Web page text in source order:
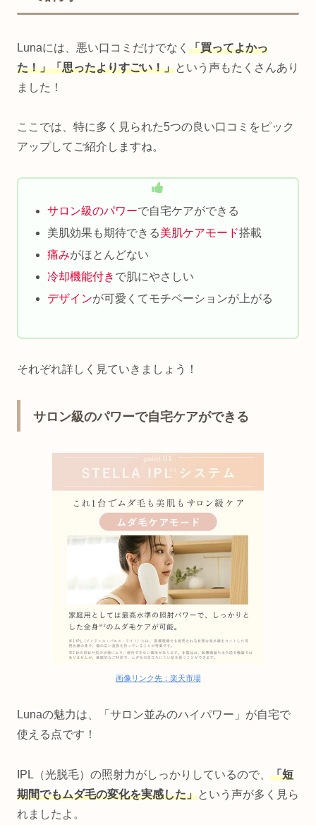
Lunaには、悪い口コミだけでなく 「買ってよかっ
た！」「思ったよりすごい！」という声もたくさんあり
ました！
ここでは、特に多く見られた5つの良い口コミをピック
アップしてご紹介しますね。
サロン級のパワーで自宅ケアができる
美肌効果も期待できる美肌ケアモード搭載
痛みがほとんどない
冷却機能付き で肌にやさしい
デザインが可愛くてモチベーションが上がる
それぞれ詳しく見ていきましょう！
サロン級のパワーで自宅ケアができる
画像リンク先：楽天市場
Lunaの魅力は、「サロン並みのハイパワー」が自宅で
使える点です！
IPL（光脱毛）の照射力がしっかりしているので、 「短
期間でもムダ毛の変化を実感した」という声が多く見ら
れましたよ。